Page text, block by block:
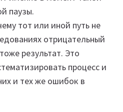
паузы.
тот или иной путь не
отрицательный
результат. Это
процесс и
и тех же ошибок в